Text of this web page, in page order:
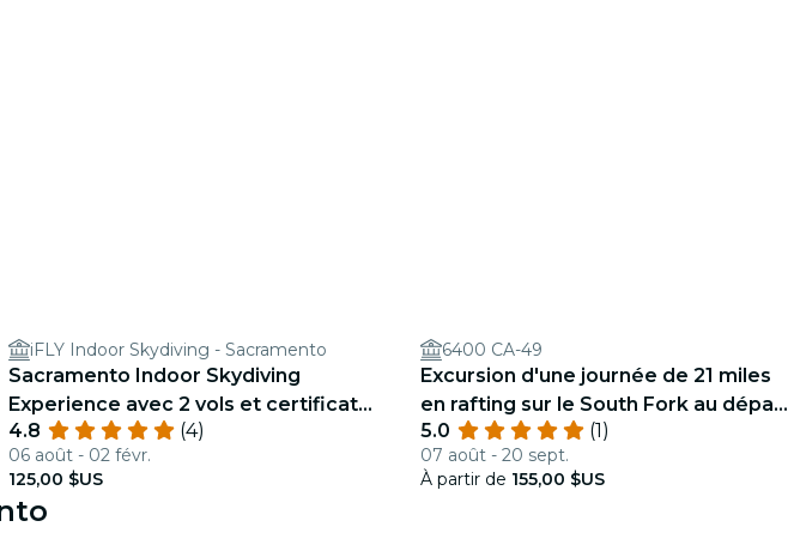
iFLY Indoor Skydiving - Sacramento
Sacramento Indoor Skydiving
Experience avec 2 vols et certificat
personnalisé
4.8 (4)
06 août - 02 févr.
125,00 $US
6400 CA-49
Excursion d'une journée de 21 miles
en rafting sur le South Fork au départ
de Lotus (classe 2-3)
5.0 (1)
07 août - 20 sept.
À partir de 155,00 $US